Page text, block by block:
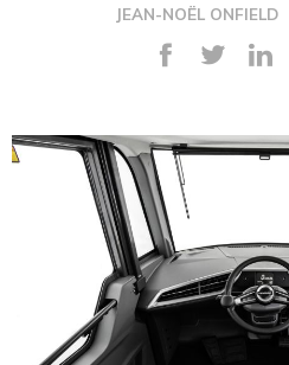
JEAN-NOËL ONFIELD